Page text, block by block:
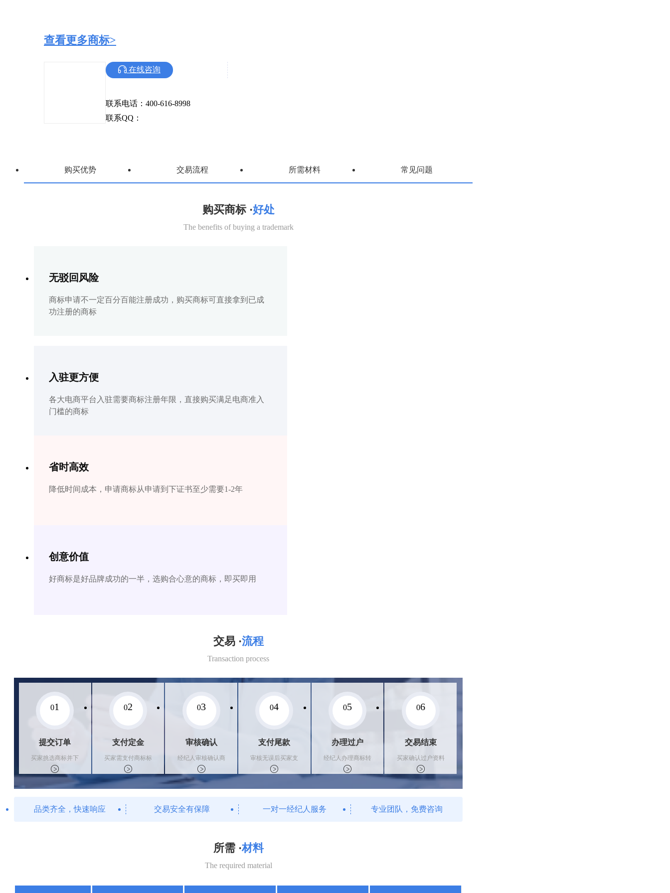
查看更多商标>
在线咨询
联系电话：400-616-8998
联系QQ：
购买优势 交易流程 所需材料 常见问题
购买商标 ·好处
The benefits of buying a trademark
无驳回风险
商标申请不一定百分百能注册成功，购买商标可直接拿到已成
功注册的商标
入驻更方便
各大电商平台入驻需要商标注册年限，直接购买满足电商准入
门槛的商标
省时高效
降低时间成本，申请商标从申请到下证书至少需要1-2年
创意价值
好商标是好品牌成功的一半，选购合心意的商标，即买即用
交易 ·流程
Transaction process
01
提交订单
买家挑选商标并下
单
02
支付定金
买家需支付商标标
价的10%的购买订
金
03
审核确认
经纪人审核确认商
标状态
04
支付尾款
审核无误后买家支
付尾款，卖家办理
相关手续
05
办理过户
经纪人办理商标转
让手续，交付相关
证书
06
交易结束
买家确认过户资料
后，平台解冻资金
支付卖家
品类齐全，快速响应 交易安全有保障 一对一经纪人服务 专业团队，免费咨询
所需 ·材料
The required material